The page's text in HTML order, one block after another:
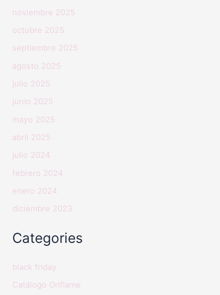
noviembre 2025
octubre 2025
septiembre 2025
agosto 2025
julio 2025
junio 2025
mayo 2025
abril 2025
julio 2024
febrero 2024
enero 2024
diciembre 2023
Categories
black friday
Catálogo Oriflame